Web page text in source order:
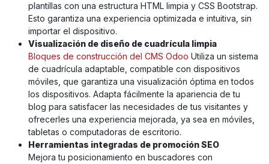
plantillas con una estructura HTML limpia y CSS Bootstrap.
Esto garantiza una experiencia optimizada e intuitiva, sin
importar el dispositivo.
Visualización de diseño de cuadrícula limpia
Bloques de construcción del CMS Odoo Utiliza un sistema
de cuadrícula adaptable, compatible con dispositivos
móviles, que garantiza una visualización óptima en todos
los dispositivos. Adapta fácilmente la apariencia de tu
blog para satisfacer las necesidades de tus visitantes y
ofrecerles una experiencia mejorada, ya sea en móviles,
tabletas o computadoras de escritorio.
Herramientas integradas de promoción SEO
Mejora tu posicionamiento en buscadores con